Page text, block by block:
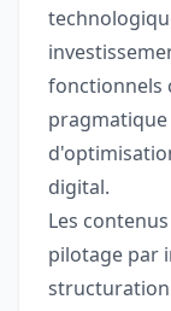
fonctionnels
digital.
Les
pilotage par
structuration